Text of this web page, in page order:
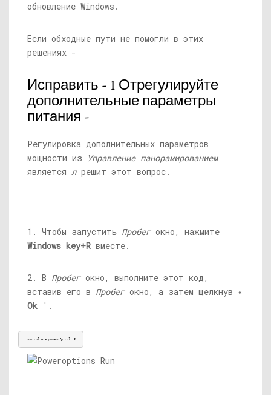
обновление Windows.
Если обходные пути не помогли в этих
решениях -
Исправить - 1 Отрегулируйте
дополнительные параметры
питания -
Регулировка дополнительных параметров
мощности из Управление панорамированием
является лрешит этот вопрос.
1. Чтобы запустить Пробегокно, нажмите
Windows key+R вместе.
2. В Пробегокно, выполните этот код,
вставив его в Пробегокно, а затем щелкнув «
Ok '.
control.exe powercfg.cpl,,3